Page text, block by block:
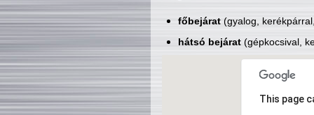
főbejárat(gyalog,
hátsó bejárat(gépkocsival,
This page